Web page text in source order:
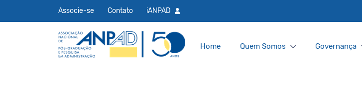
Associe-se Contato iANPAD
Home Quem Somos Governança